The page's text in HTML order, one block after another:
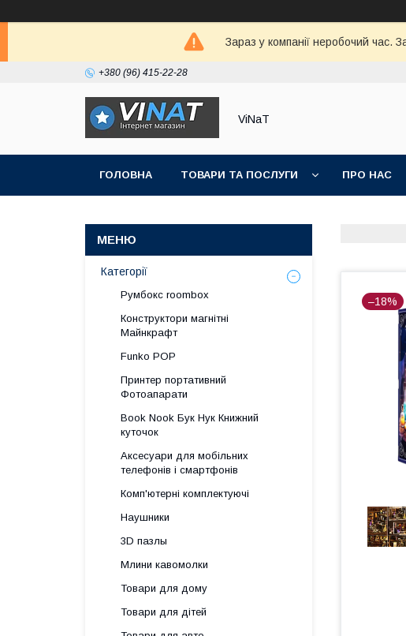
Зараз у компанії неробочий час.
+380 (96) 415-22-28
ViNaT
ГОЛОВНА ТОВАРИ ТА ПОСЛУГИ ПРО НАС
–18%
Категорії
Румбокс roombox
Конструктори магнітні
Майнкрафт
Funko POP
Принтер портативний
Фотоапарати
Book Nook Бук Нук Книжний
куточок
Аксесуари для мобільних
телефонів і смартфонів
Комп'ютерні комплектуючі
Наушники
3D пазлы
Млини кавомолки
Товари для дому
Товари для дітей